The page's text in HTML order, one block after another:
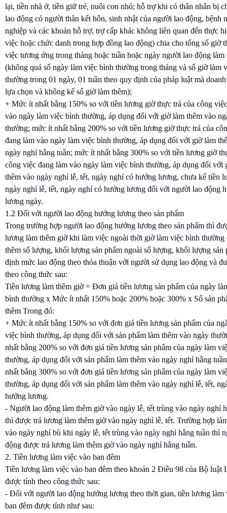
lại, tiền nhà ở, tiền giữ trẻ, nuôi con nhỏ; hỗ trợ khi có thân nhân bị
lao động có người thân kết hôn, sinh nhật của người lao động, bệnh
nghiệp và các khoản hỗ trợ, trợ cấp khác không liên quan đến thực
việc hoặc chức danh trong hợp đồng lao động) chia cho tổng số giờ
việc tương ứng trong tháng hoặc tuần hoặc ngày người lao động làm
(không quá số ngày làm việc bình thường trong tháng và số giờ làm
thường trong 01 ngày, 01 tuần theo quy định của pháp luật mà
lựa chọn và không kể số giờ làm thêm);
+ Mức ít nhất bằng 150% so với tiền lương giờ thực trả của công
vào ngày làm việc bình thường, áp dụng đối với giờ làm thêm vào
thường; mức ít nhất bằng 200% so với tiền lương giờ thực trả của
đang làm vào ngày làm việc bình thường, áp dụng đối với giờ làm
ngày nghỉ hằng tuần; mức ít nhất bằng 300% so với tiền lương giờ
công việc đang làm vào ngày làm việc bình thường, áp dụng đối với
thêm vào ngày nghỉ lễ, tết, ngày nghỉ có hưởng lương, chưa kể tiền
ngày nghỉ lễ, tết, ngày nghỉ có hưởng lương đối với người lao động
lương ngày.
1.2 Đối với người lao động hưởng lương theo sản phẩm
Trong trường hợp người lao động hưởng lương theo sản phẩm thì
lương làm thêm giờ khi làm việc ngoài thời giờ làm việc bình thường
thêm số lượng, khối lượng sản phẩm ngoài số lượng, khối lượng sản
định mức lao động theo thỏa thuận với người sử dụng lao động và
theo công thức sau:
Tiền lương làm thêm giờ = Đơn giá tiền lương sản phẩm của ngày
bình thường x Mức ít nhất 150% hoặc 200% hoặc 300% x Số sản
thêm Trong đó:
+ Mức ít nhất bằng 150% so với đơn giá tiền lương sản phẩm của
việc bình thường, áp dụng đối với sản phẩm làm thêm vào ngày
nhất bằng 200% so với đơn giá tiền lương sản phẩm của ngày làm
thường, áp dụng đối với sản phẩm làm thêm vào ngày nghỉ hằng
nhất bằng 300% so với đơn giá tiền lương sản phẩm của ngày làm
thường, áp dụng đối với sản phẩm làm thêm vào ngày nghỉ lễ, tết,
hưởng lương.
- Người lao động làm thêm giờ vào ngày lễ, tết trùng vào ngày nghỉ
thì được trả lương làm thêm giờ vào ngày nghỉ lễ, tết. Trường hợp
vào ngày nghỉ bù khi ngày lễ, tết trùng vào ngày nghỉ hằng tuần thì
động được trả lương làm thêm giờ vào ngày nghỉ hằng tuần.
2. Tiền lương làm việc vào ban đêm
Tiền lương làm việc vào ban đêm theo khoản 2 Điều 98 của Bộ luật
được tính theo công thức sau:
- Đối với người lao động hưởng lương theo thời gian, tiền lương làm
ban đêm được tính như sau: